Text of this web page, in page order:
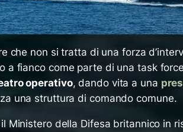
che non si tratta di una forza
a fianco come parte di una task
operativo, dando vita a una
una struttura di comando comune.
Ministero della Difesa britannico in